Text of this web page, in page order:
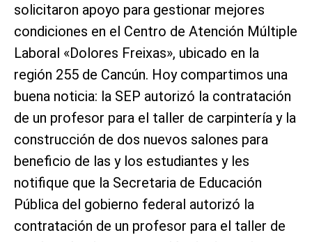
solicitaron apoyo para gestionar mejores
condiciones en el Centro de Atención Múltiple
Laboral «Dolores Freixas», ubicado en la
región 255 de Cancún. Hoy compartimos una
buena noticia: la SEP autorizó la contratación
de un profesor para el taller de carpintería y la
construcción de dos nuevos salones para
beneficio de las y los estudiantes y les
notifique que la Secretaria de Educación
Pública del gobierno federal autorizó la
contratación de un profesor para el taller de